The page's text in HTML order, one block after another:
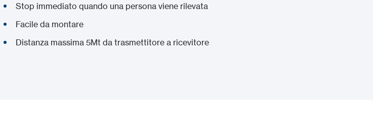
Stop immediato quando una persona viene rilevata
Facile da montare
Distanza massima 5Mt da trasmettitore a ricevitore